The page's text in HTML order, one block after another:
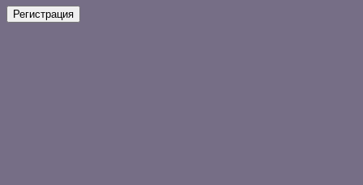
Регистрация